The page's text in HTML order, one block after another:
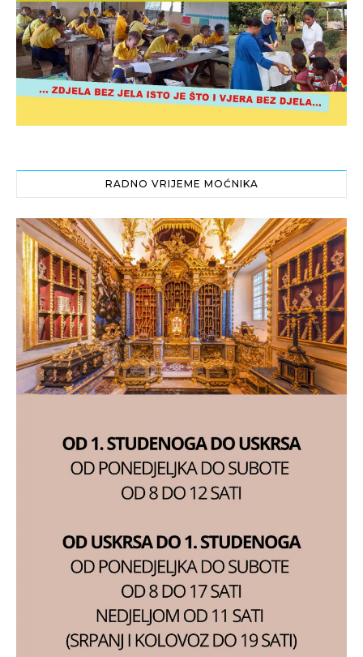
RADNO VRIJEME MOĆNIKA